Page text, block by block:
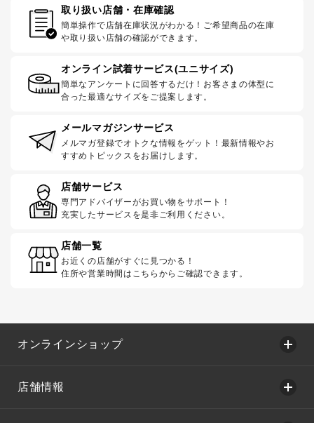
取り扱い店舗・在庫確認
簡単操作で店舗在庫状況がわかる！ご希望商品の在庫
や取り扱い店舗の確認ができます。
オンライン試着サービス(ユニサイズ)
簡単なアンケートに回答するだけ！お客さまの体型に
合った最適なサイズをご提案します。
メールマガジンサービス
メルマガ登録でオトクな情報をゲット！最新情報やお
すすめトピックスをお届けします。
店舗サービス
専門アドバイザーがお買い物をサポート！
充実したサービスを是非ご利用ください。
店舗一覧
お近くの店舗がすぐに見つかる！
住所や営業時間はこちらからご確認できます。
オンラインショップ
店舗情報